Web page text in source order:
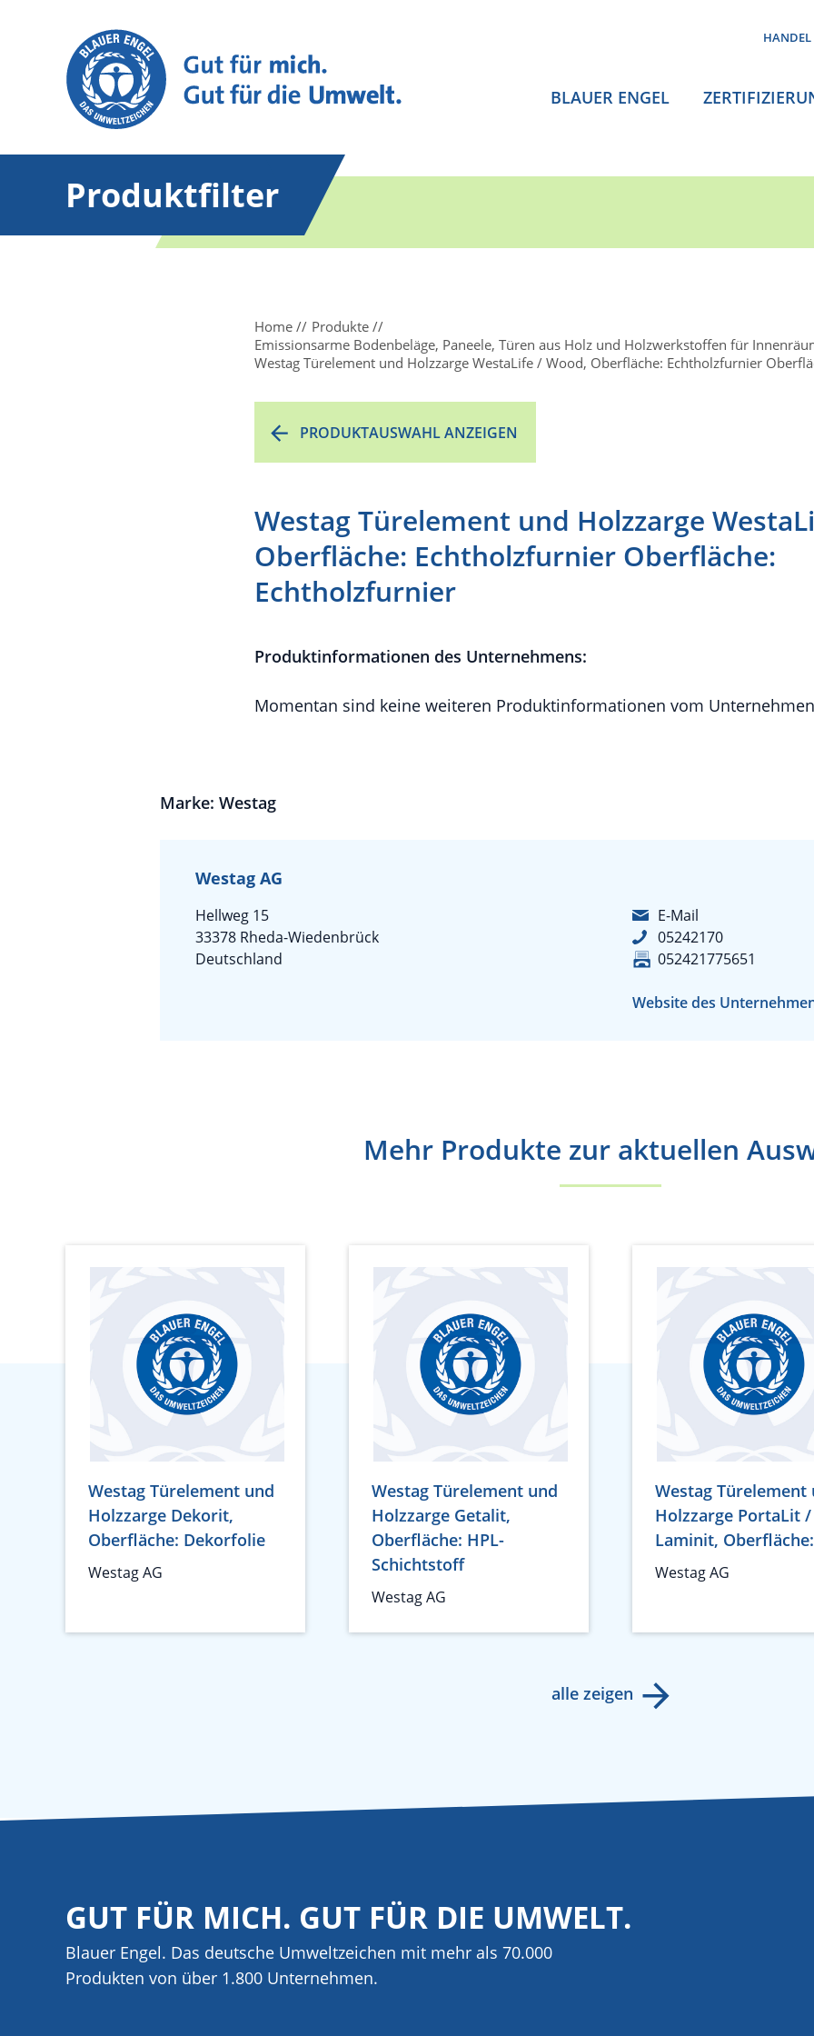
HANDEL
BLAUER ENGEL
Produktfilter
Home
Produkte
Emissionsarme Bodenbeläge, Paneele, Türen aus Holz und Holzwerkstoffen für
Westag Türelement und Holzzarge WestaLife / Wood, Oberfläche: Echtholzfurnier
PRODUKTAUSWAHL ANZEIGEN
Westag Türelement und Holzzarge
Oberfläche: Echtholzfurnier Oberfläche:
Echtholzfurnier
Produktinformationen des Unternehmens:
Momentan sind keine weiteren Produktinformationen vom
Marke: Westag
Westag AG
Hellweg 15
33378 Rheda-Wiedenbrück
Deutschland
E-Mail
05242170
052421775651
Website des
Mehr Produkte zur aktuellen
Westag Türelement und
Holzzarge Dekorit,
Oberfläche: Dekorfolie
Westag AG
Westag Türelement und
Holzzarge Getalit,
Oberfläche: HPL-
Schichtstoff
Westag AG
Westag Türelement
Holzzarge PortaLit /
Laminit,
Westag AG
alle zeigen
GUT FÜR MICH. GUT FÜR DIE UMWELT.
Blauer Engel. Das deutsche Umweltzeichen mit mehr als 70.000
Produkten von über 1.800 Unternehmen.